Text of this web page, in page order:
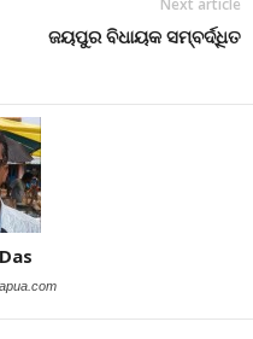
Next article
ଜୟପୁର ବିଧାୟକ ସମ୍ବର୍ଦ୍ଧିତ